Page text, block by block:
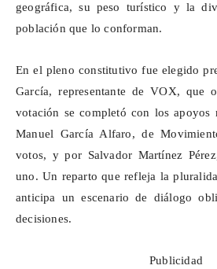
geográfica, su peso turístico y la
población que lo conforman.
En el pleno constitutivo fue elegido
García, representante de VOX, que
votación se completó con los apoyos
Manuel García Alfaro, de
votos, y por Salvador Martínez
uno. Un reparto que refleja la
anticipa un escenario de diálogo
decisiones.
Publicidad